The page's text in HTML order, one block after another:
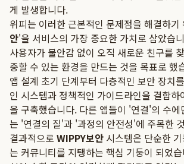
게 발생합니다.
위피는 이러한 근본적인 문제점을 해결하기
안'을 서비스의 가장 중요한 가치로 삼았습
사용자가 불안감 없이 오직 새로운 친구를
중할 수 있는 환경을 만드는 것을 목표로 했
앱 설계 초기 단계부터 다층적인 보안 장치
인 시스템과 정책적인 가이드라인을 결합
을 구축했습니다. 다른 앱들이 '연결'의 수에
는 '연결의 질'과 '과정의 안전성'에 주목한
결과적으로 WIPPY보안 시스템은 단순한
는 커뮤니티를 지탱하는 핵심 기둥이 되었